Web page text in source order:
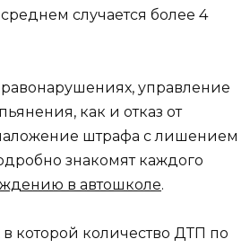
случается более 4
управление
как и отказ от
штрафа с лишением
знакомят каждого
в автошколе.
которой количество ДТП по